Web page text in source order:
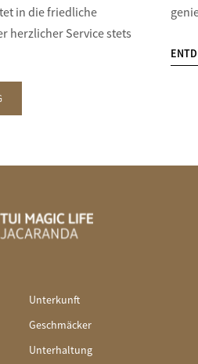
in die friedliche
herzlicher Service stets
Unterkunft
Geschmäcker
Unterhaltung